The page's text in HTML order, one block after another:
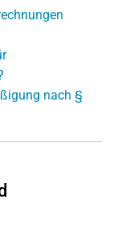
nach §